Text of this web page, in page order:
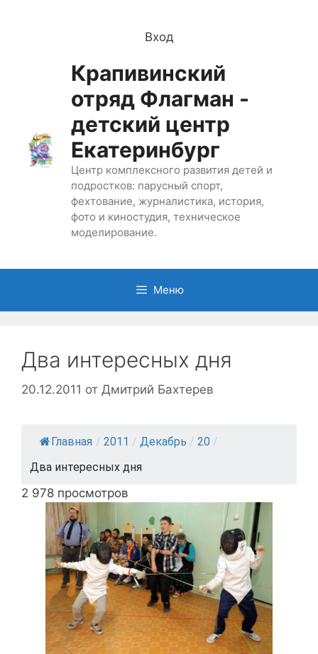
Вход
Крапивинский
отряд Флагман -
детский центр
Екатеринбург
Центр комплексного развития детей и
подростков: парусный спорт,
фехтование, журналистика, история,
фото и киностудия, техническое
моделирование.
Меню
Два интересных дня
20.12.2011 от Дмитрий Бахтерев
Главная / 2011 / Декабрь / 20 /
Два интересных дня
2 978 просмотров